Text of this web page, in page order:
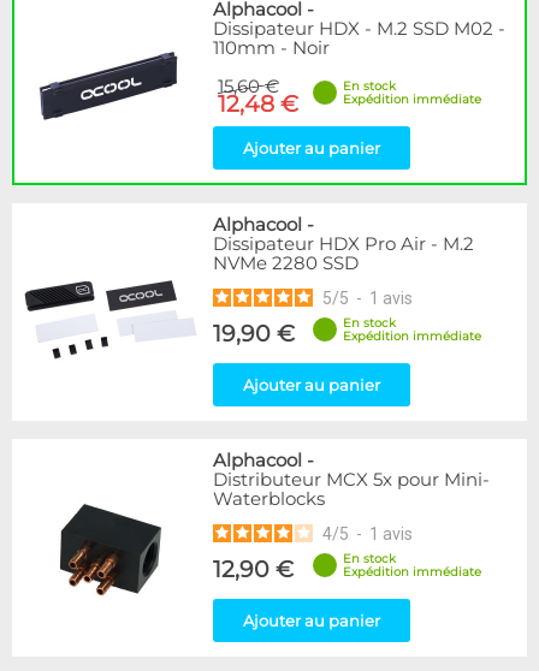
Disponibilité / Promotions
Articles en promotions
Appliquer
Alphacool -
Dissipateur HDX - M.2 SSD M02 -
110mm - Noir
15,60 €
12,48 €
En stock
Expédition immédiate
Ajouter au panier
Alphacool -
Dissipateur HDX Pro Air - M.2
NVMe 2280 SSD
5/5 - 1 avis
19,90 €
En stock
Expédition immédiate
Ajouter au panier
Alphacool -
Distributeur MCX 5x pour Mini-
Waterblocks
4/5 - 1 avis
12,90 €
En stock
Expédition immédiate
Ajouter au panier